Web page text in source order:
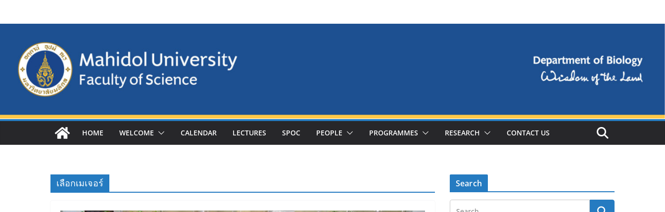
HOME WELCOME CALENDAR LECTURES SPOC PEOPLE PROGRAMMES RESEARCH CONTACT US
เลือกเมเจอร์ Search